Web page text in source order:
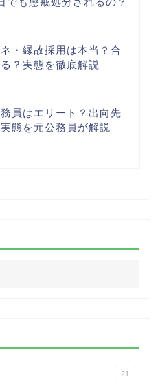
・縁故採用は本当？合
？実態を徹底解説
員はエリート？出向先
態を元公務員が解説
21